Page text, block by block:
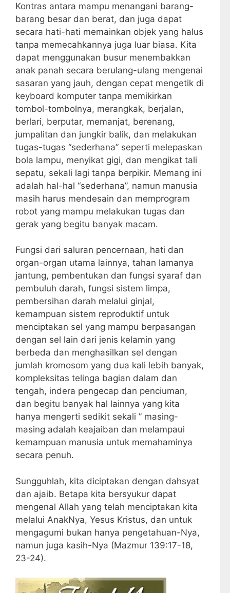
Kontras antara mampu menangani barang-
barang besar dan berat, dan juga dapat
secara hati-hati memainkan objek yang halus
tanpa memecahkannya juga luar biasa. Kita
dapat menggunakan busur menembakkan
anak panah secara berulang-ulang mengenai
sasaran yang jauh, dengan cepat mengetik di
keyboard komputer tanpa memikirkan
tombol-tombolnya, merangkak, berjalan,
berlari, berputar, memanjat, berenang,
jumpalitan dan jungkir balik, dan melakukan
tugas-tugas “sederhana” seperti melepaskan
bola lampu, menyikat gigi, dan mengikat tali
sepatu, sekali lagi tanpa berpikir. Memang ini
adalah hal-hal “sederhana”, namun manusia
masih harus mendesain dan memprogram
robot yang mampu melakukan tugas dan
gerak yang begitu banyak macam.
Fungsi dari saluran pencernaan, hati dan
organ-organ utama lainnya, tahan lamanya
jantung, pembentukan dan fungsi syaraf dan
pembuluh darah, fungsi sistem limpa,
pembersihan darah melalui ginjal,
kemampuan sistem reproduktif untuk
menciptakan sel yang mampu berpasangan
dengan sel lain dari jenis kelamin yang
berbeda dan menghasilkan sel dengan
jumlah kromosom yang dua kali lebih banyak,
kompleksitas telinga bagian dalam dan
tengah, indera pengecap dan penciuman,
dan begitu banyak hal lainnya yang kita
hanya mengerti sedikit sekali ” masing-
masing adalah keajaiban dan melampaui
kemampuan manusia untuk memahaminya
secara penuh.
Sungguhlah, kita diciptakan dengan dahsyat
dan ajaib. Betapa kita bersyukur dapat
mengenal Allah yang telah menciptakan kita
melalui AnakNya, Yesus Kristus, dan untuk
mengagumi bukan hanya pengetahuan-Nya,
namun juga kasih-Nya (Mazmur 139:17-18,
23-24).